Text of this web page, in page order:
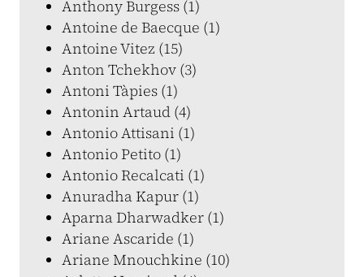
Anthony Burgess (1)
Antoine de Baecque (1)
Antoine Vitez (15)
Anton Tchekhov (3)
Antoni Tàpies (1)
Antonin Artaud (4)
Antonio Attisani (1)
Antonio Petito (1)
Antonio Recalcati (1)
Anuradha Kapur (1)
Aparna Dharwadker (1)
Ariane Ascaride (1)
Ariane Mnouchkine (10)